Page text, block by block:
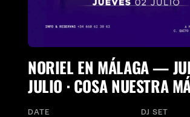
NORIEL EN MÁLAGA —
JULIO · COSA NUESTRA
DATE DJ SET